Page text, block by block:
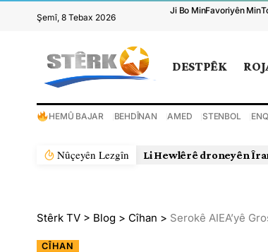
Şemî, 8 Tebax 2026
Ji Bo MinFavoriyên Min
DESTPÊK
HEMÛ BAJAR BEHDÎNAN AMED STENBOL
Nûçeyên LezgînLi Hewlêrê droneyên Îranê
Stêrk TV > Blog > Cîhan > Serokê AIEA’yê
CÎHAN